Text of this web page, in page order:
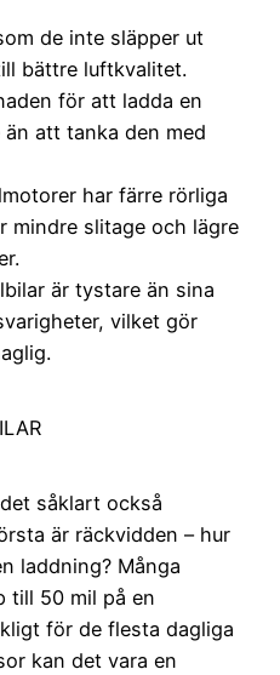
de inte släpper ut
bättre luftkvalitet.
för att ladda en
att tanka den med
har färre rörliga
mindre slitage och lägre
är tystare än sina
vilket gör
såklart också
är räckvidden – hur
laddning? Många
till 50 mil på en
för de flesta dagliga
kan det vara en